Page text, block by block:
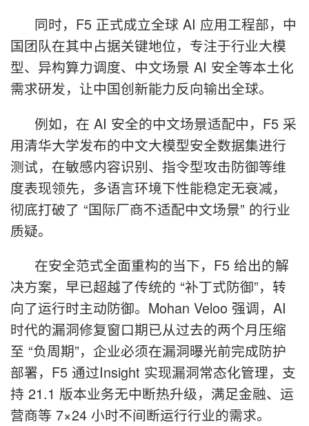
同时，F5 正式成立全球 AI 应用工程部，中
国团队在其中占据关键地位，专注于行业大模
型、异构算力调度、中文场景 AI 安全等本土化
需求研发，让中国创新能力反向输出全球。
例如，在 AI 安全的中文场景适配中，F5 采
用清华大学发布的中文大模型安全数据集进行
测试，在敏感内容识别、指令型攻击防御等维
度表现领先，多语言环境下性能稳定无衰减，
彻底打破了 “国际厂商不适配中文场景” 的行业
质疑。
在安全范式全面重构的当下，F5 给出的解
决方案，早已超越了传统的 “补丁式防御”，转
向了运行时主动防御。Mohan Veloo 强调，AI
时代的漏洞修复窗口期已从过去的两个月压缩
至 “负周期”，企业必须在漏洞曝光前完成防护
部署，F5 通过Insight 实现漏洞常态化管理，支
持 21.1 版本业务无中断热升级，满足金融、运
营商等 7×24 小时不间断运行行业的需求。